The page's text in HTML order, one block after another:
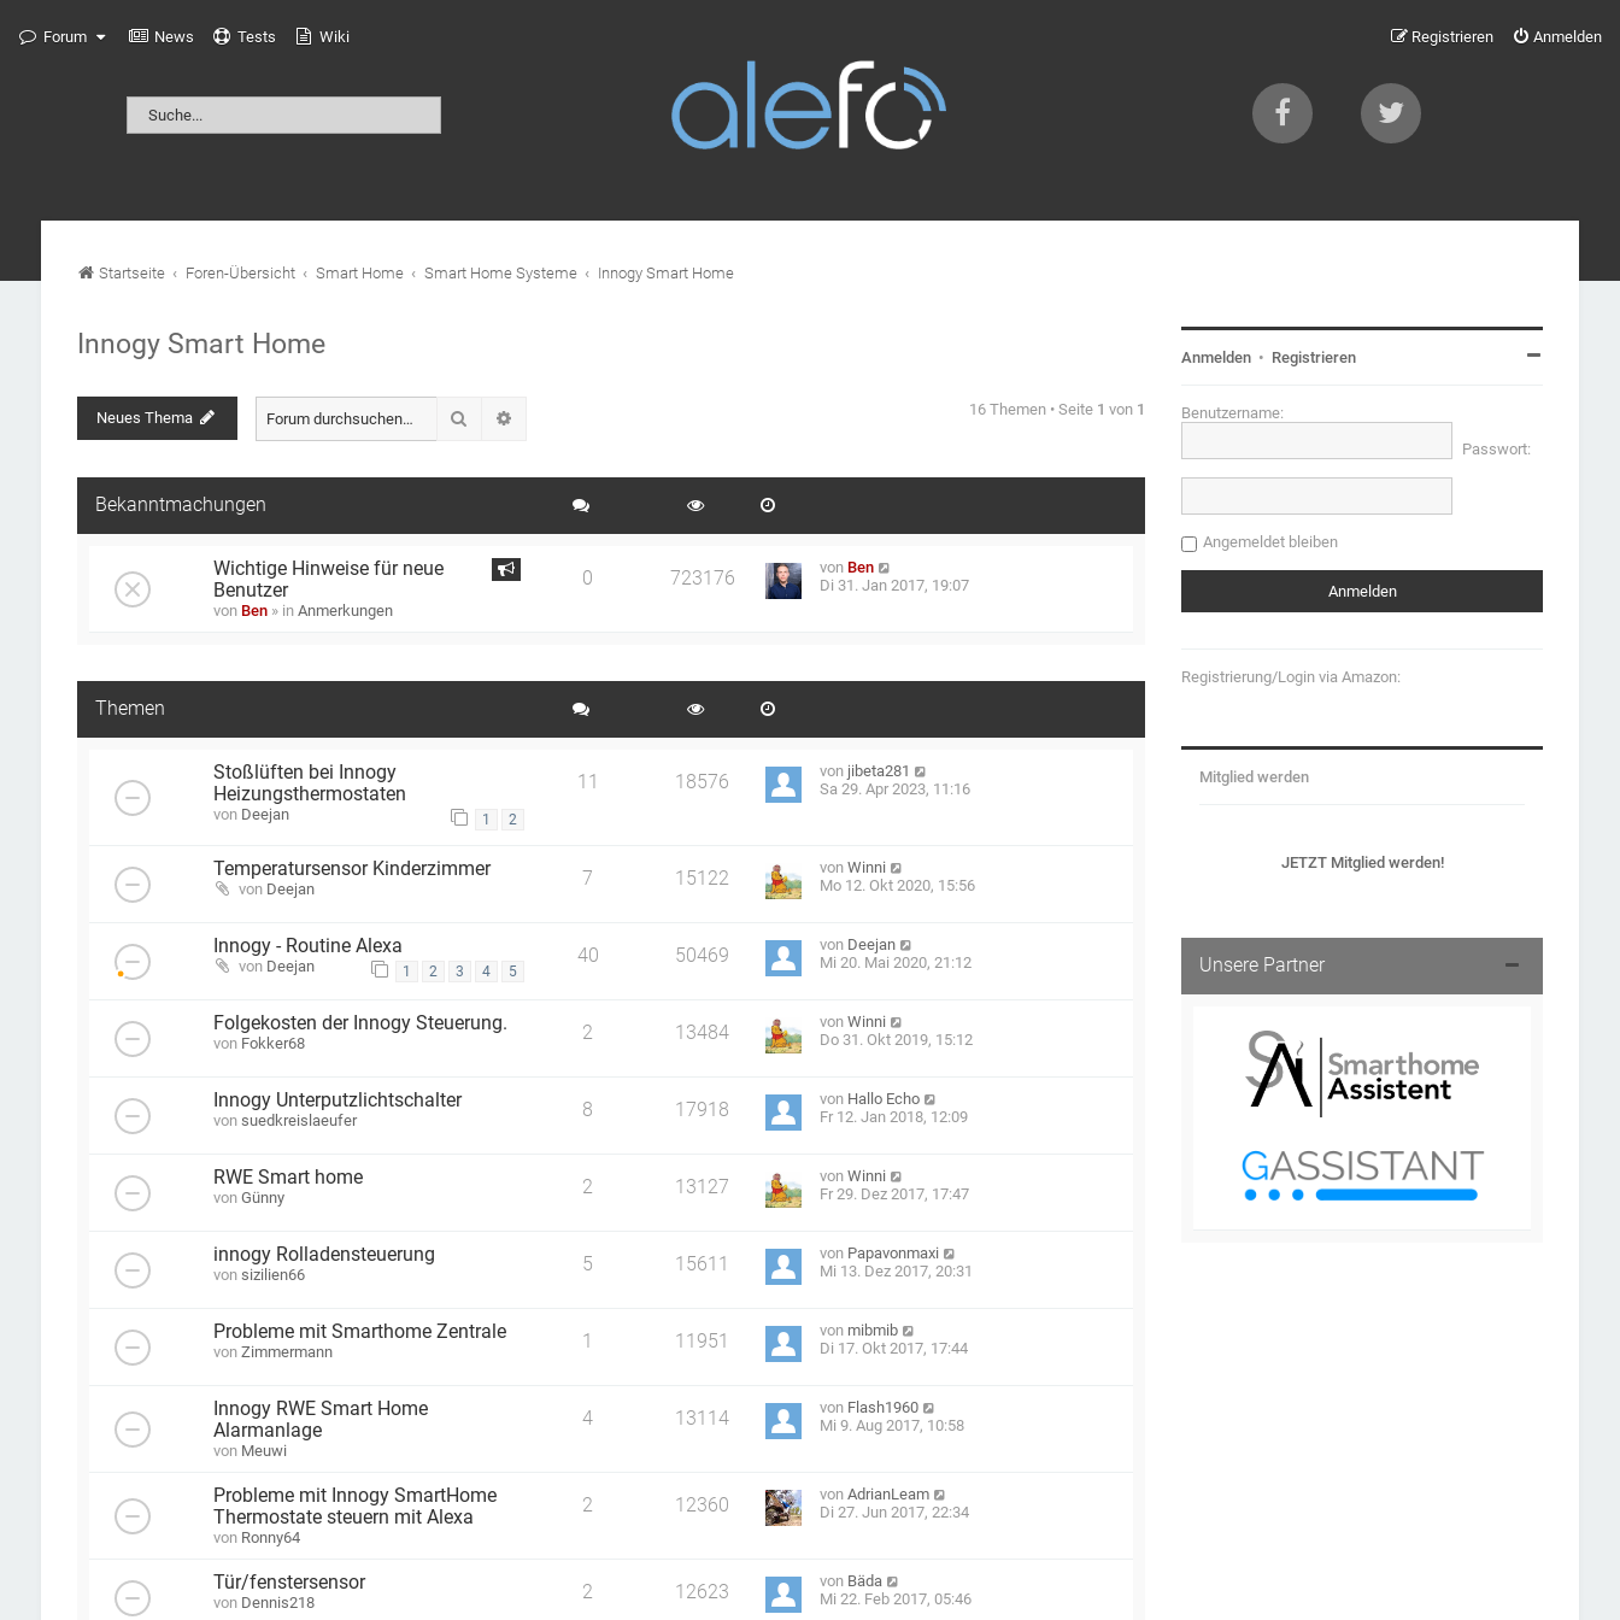
Forum News Tests Wiki Anmelden
Registrieren
Startseite Foren-Übersicht Smart Home Smart Home Systeme Innogy Smart Home
Innogy Smart Home
Neues Thema Suche 16 Themen • Seite 1 von 1
Bekanntmachungen
Wichtige Hinweise für neue
Benutzer
von Ben » in Anmerkungen
0 723176
von Ben
Di 31. Jan 2017, 19:07
Themen
Stoßlüften bei Innogy
Heizungsthermostaten
von Deejan 1 2
11 18576
von jibeta281
Sa 29. Apr 2023, 11:16
Temperatursensor Kinderzimmer
von Deejan 7 15122
vonWinni
Mo 12. Okt 2020, 15:56
Innogy - Routine Alexa
von Deejan 1 2 3 4 5
40 50469
von Deejan
Mi 20. Mai 2020, 21:12
Folgekosten der Innogy Steuerung.
von Fokker68 2 13484
vonWinni
Do 31. Okt 2019, 15:12
Innogy Unterputzlichtschalter
von suedkreislaeufer 8 17918
von Hallo Echo
Fr 12. Jan 2018, 12:09
RWE Smart home
von Günny 2 13127
vonWinni
Fr 29. Dez 2017, 17:47
innogy Rolladensteuerung
von sizilien66 5 15611
von Papavonmaxi
Mi 13. Dez 2017, 20:31
Probleme mit Smarthome Zentrale
von Zimmermann 1 11951
von mibmib
Di 17. Okt 2017, 17:44
Innogy RWE Smart Home
Alarmanlage
von Meuwi
4 13114
von Flash1960
Mi 9. Aug 2017, 10:58
Probleme mit Innogy SmartHome
Thermostate steuern mit Alexa
von Ronny64
2 12360
vonAdrianLeam
Di 27. Jun 2017, 22:34
Tür/fenstersensor
von Dennis218 2 12623
von Bäda
Mi 22. Feb 2017, 05:46
Anmelden • Registrieren
Benutzername:
Passwort:
Angemeldet bleiben
Registrierung/Login via Amazon:
Mitglied werden
JETZT Mitglied werden!
Unsere Partner